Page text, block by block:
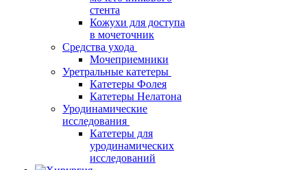
стента
Кожухи для доступа
в мочеточник
Средства ухода
Мочеприемники
Уретральные катетеры
Катетеры Фолея
Катетеры Нелатона
Уродинамические
исследования
Катетеры для
уродинамических
исследований